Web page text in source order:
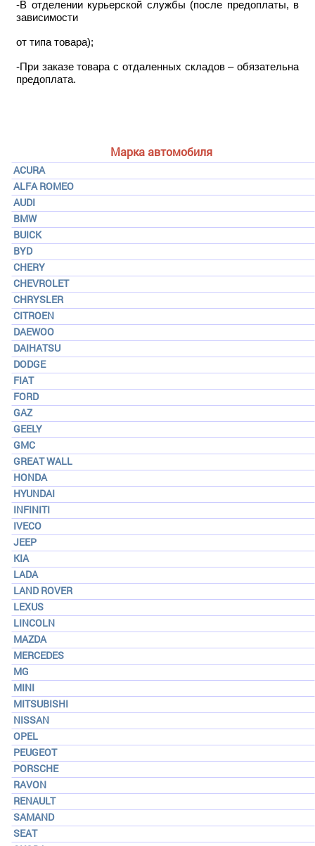
Марка автомобиля
ACURA
ALFA ROMEO
AUDI
BMW
BUICK
BYD
CHERY
CHEVROLET
CHRYSLER
CITROEN
DAEWOO
DAIHATSU
DODGE
FIAT
FORD
GAZ
GEELY
GMC
GREAT WALL
HONDA
HYUNDAI
INFINITI
IVECO
JEEP
KIA
LADA
LAND ROVER
LEXUS
LINCOLN
MAZDA
MERCEDES
MG
MINI
MITSUBISHI
NISSAN
OPEL
PEUGEOT
PORSCHE
RAVON
RENAULT
SAMAND
SEAT
-В отделении курьерской службы (после предоплаты, в
зависимости
от типа товара);
-При заказе товара с отдаленных складов – обязательна
предоплата.